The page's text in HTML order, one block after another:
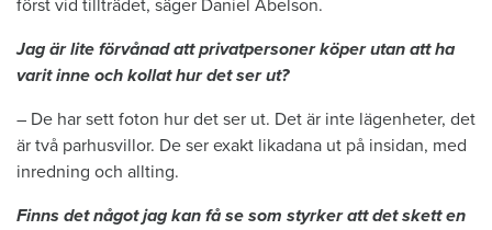
först vid tillträdet, säger Daniel Abelson.
Jag är lite förvånad att privatpersoner köper utan att ha
varit inne och kollat hur det ser ut?
– De har sett foton hur det ser ut. Det är inte lägenheter, det
är två parhusvillor. De ser exakt likadana ut på insidan, med
inredning och allting.
Finns det något jag kan få se som styrker att det skett en